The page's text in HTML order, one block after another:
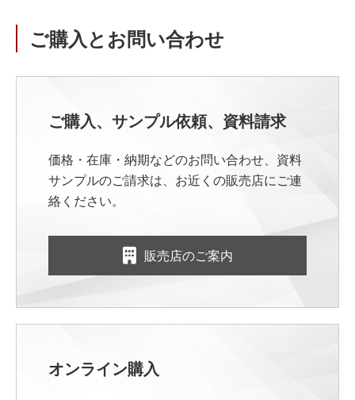
ご購入とお問い合わせ
ご購入、サンプル依頼、資料請求
価格・在庫・納期などのお問い合わせ、資料
サンプルのご請求は、お近くの販売店にご連
絡ください。
販売店のご案内
オンライン購入